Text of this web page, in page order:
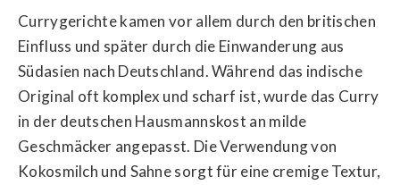
Currygerichte kamen vor allem durch den britischen
Einfluss und später durch die Einwanderung aus
Südasien nach Deutschland. Während das indische
Original oft komplex und scharf ist, wurde das Curry
in der deutschen Hausmannskost an milde
Geschmäcker angepasst. Die Verwendung von
Kokosmilch und Sahne sorgt für eine cremige Textur,